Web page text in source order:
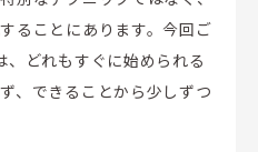
ることにあります。今回ご
どれもすぐに始められる
、できることから少しずつ